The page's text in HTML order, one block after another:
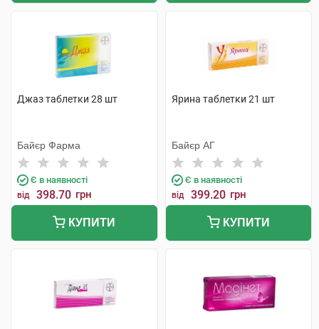
Джаз таблетки 28 шт
Байєр Фарма
Є в наявності
від 398.70 грн
КУПИТИ
Ярина таблетки 21 шт
Байєр АГ
Є в наявності
від 399.20 грн
КУПИТИ